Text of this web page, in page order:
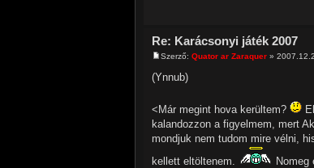
Re: Karácsonyi játék 2007
Szerző: Quator ar Zaraquer »
(Ynnub)
<Már megint hova kerültem?
kalandozzon a figyelmem, mert
mondjuk nem tudom mire vélni,
kellett eltöltenem.